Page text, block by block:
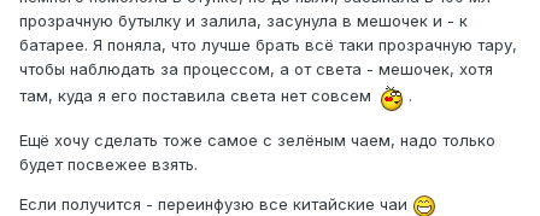
прозрачную бутылку и залила, засунула в мешочек и - к
батарее. Я поняла, что лучше брать всё таки прозрачную тару,
чтобы наблюдать за процессом, а от света - мешочек, хотя
там, куда я его поставила света нет совсем
.
Ещё хочу сделать тоже самое с зелёным чаем, надо только
будет посвежее взять.
Если получится - переинфузю все китайские чаи